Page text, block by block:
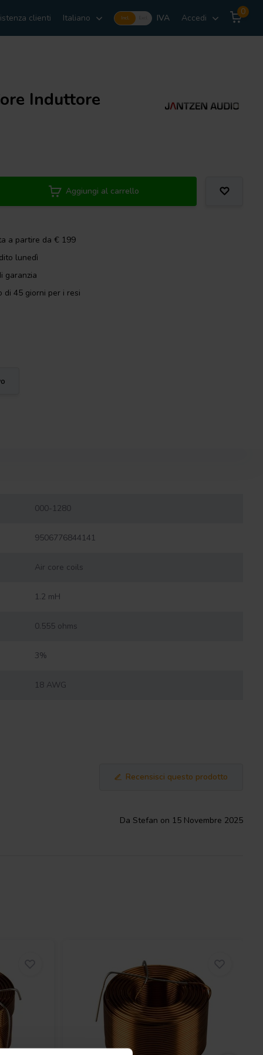
clienti Italiano Incl. IVA Accedi
0
Induttore
Aggiungi al carrello
a partire da € 199
lunedì
garanzia
di 45 giorni per i resi
000-1280
9506776844141
Air core coils
1.2 mH
0.555 ohms
3%
18 AWG
Recensisci questo prodotto
Da Stefan on 15 Novembre 2025